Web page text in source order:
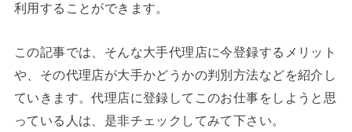
利用することができます。
この記事では、そんな大手代理店に今登録するメリット
や、その代理店が大手かどうかの判別方法などを紹介し
ていきます。代理店に登録してこのお仕事をしようと思
っている人は、是非チェックしてみて下さい。